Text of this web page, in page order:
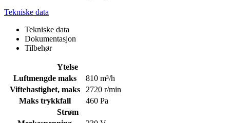
Tekniske data
Tekniske data
Dokumentasjon
Tilbehør
Ytelse
Luftmengde maks
810 m³/h
Viftehastighet, maks
2720 r/min
Maks trykkfall
460 Pa
Strøm